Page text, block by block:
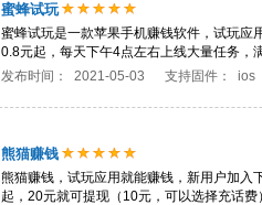
蜜蜂试玩
蜜蜂试玩是一款苹果手机赚钱软件，试玩应
0.8元起，每天下午4点左右上线大量任务，
发布时间： 2021-05-03 支持固件： ios
熊猫赚钱
熊猫赚钱，试玩应用就能赚钱，新用户加入
起，20元就可提现（10元，可以选择充话